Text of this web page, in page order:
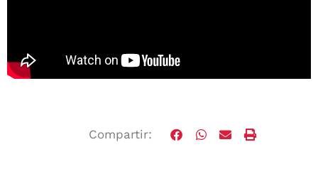
Compartir: